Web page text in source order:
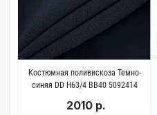
Костюмная поливискоза Темно-
синяя DD H63/4 BB40 5092414
2010 р.